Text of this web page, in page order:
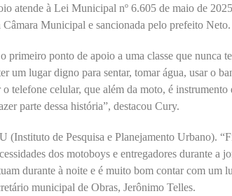
atende à Lei Municipal nº 6.605 de maio de
Municipal e sancionada pelo prefeito Neto.
primeiro ponto de apoio a uma classe que nunca
um lugar digno para sentar, tomar água, usar o
o telefone celular, que além da moto, é
parte dessa história”, destacou Cury.
(Instituto de Pesquisa e Planejamento Urbano).
dos motoboys e entregadores durante a
durante à noite e é muito bom contar com um
municipal de Obras, Jerônimo Telles.